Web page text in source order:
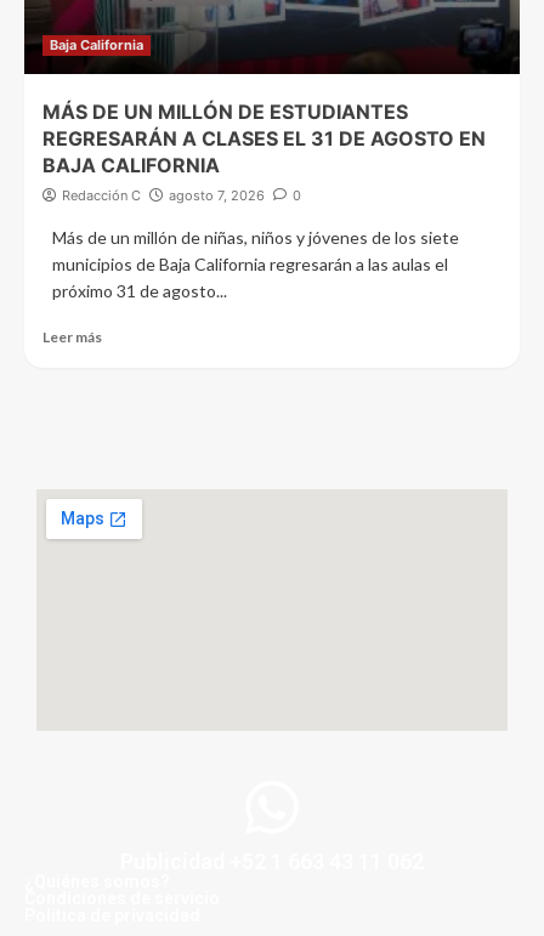
Baja California
MÁS DE UN MILLÓN DE ESTUDIANTES
REGRESARÁN A CLASES EL 31 DE AGOSTO EN
BAJA CALIFORNIA
Redacción C agosto 7, 2026 0
Más de un millón de niñas, niños y jóvenes de los siete
municipios de Baja California regresarán a las aulas el
próximo 31 de agosto...
Leer más